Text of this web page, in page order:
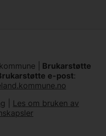
|
Brukarstøtte
e-post:
Les om bruken av